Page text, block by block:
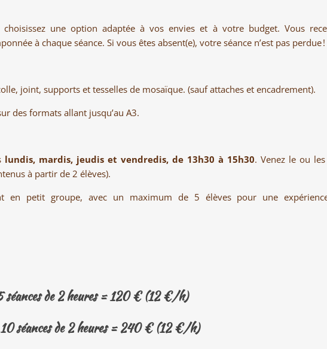
choisissez une option adaptée à vos envies et à votre budget. Vous
à chaque séance. Si vous êtes absent(e), votre séance n’est pas perdue !
joint, supports et tesselles de mosaïque. (sauf attaches et encadrement).
des formats allant jusqu’au A3.
lundis, mardis, jeudis et vendredis, de 13h30 à 15h30. Venez le ou
à partir de 2 élèves).
en petit groupe, avec un maximum de 5 élèves pour une
séances de 2 heures = 120 € (12 €/h)
séances de 2 heures = 240 € (12 €/h)